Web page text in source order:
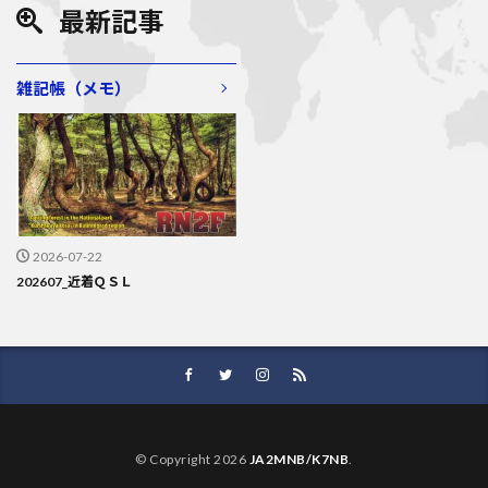
k
最新記事
雑記帳（メモ）
2026-07-22
202607_近着ＱＳＬ
© Copyright 2026 JA2MNB/K7NB